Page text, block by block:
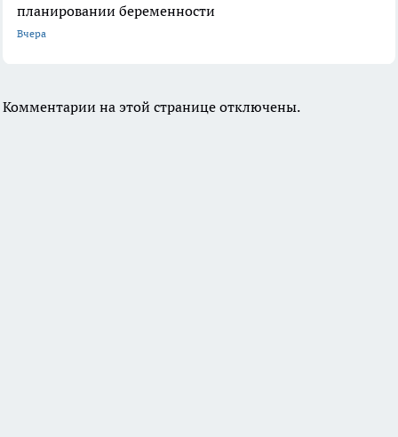
планировании беременности
Вчера
Комментарии на этой странице отключены.